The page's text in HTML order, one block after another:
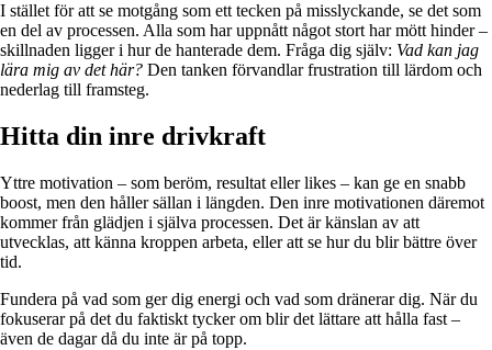
I stället för att se motgång som ett tecken på misslyckande, se det som
en del av processen. Alla som har uppnått något stort har mött hinder –
skillnaden ligger i hur de hanterade dem. Fråga dig själv: Vad kan jag
lära mig av det här? Den tanken förvandlar frustration till lärdom och
nederlag till framsteg.
Hitta din inre drivkraft
Yttre motivation – som beröm, resultat eller likes – kan ge en snabb
boost, men den håller sällan i längden. Den inre motivationen däremot
kommer från glädjen i själva processen. Det är känslan av att
utvecklas, att känna kroppen arbeta, eller att se hur du blir bättre över
tid.
Fundera på vad som ger dig energi och vad som dränerar dig. När du
fokuserar på det du faktiskt tycker om blir det lättare att hålla fast –
även de dagar då du inte är på topp.